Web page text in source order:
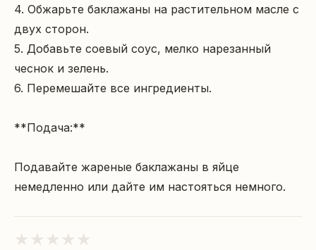
4. Обжарьте баклажаны на растительном масле с
двух сторон.
5. Добавьте соевый соус, мелко нарезанный
чеснок и зелень.
6. Перемешайте все ингредиенты.
**Подача:**
Подавайте жареные баклажаны в яйце
немедленно или дайте им настояться немного.
★ ★ ★ ★ ★